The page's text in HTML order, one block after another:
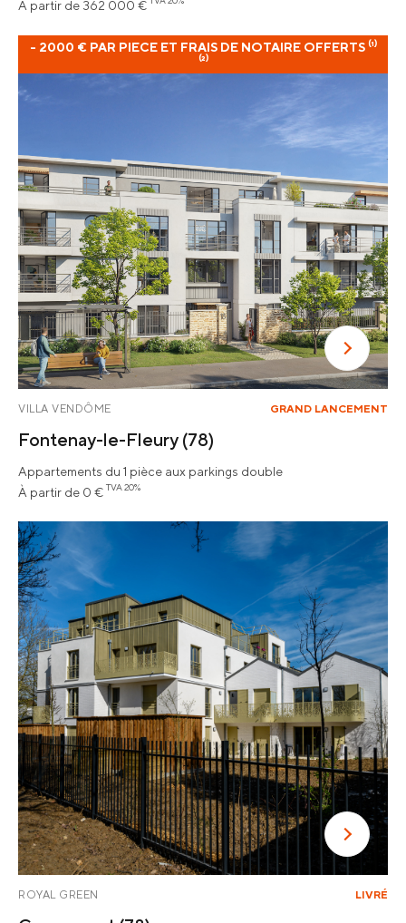
À partir de 362 000 €
- 2000 € PAR PIECE ET FRAIS DE NOTAIRE OFFERTS ⁽¹⁾
⁽²⁾
GRAND LANCEMENT
VILLA VENDÔME
Fontenay-le-Fleury (78)
Appartements du 1 pièce aux parkings double
À partir de 0 € TVA 20%
LIVRÉ
ROYAL GREEN